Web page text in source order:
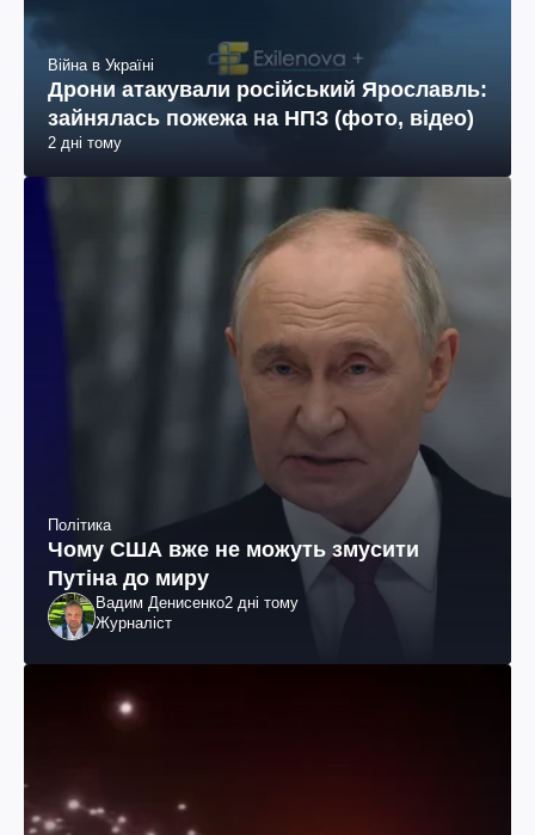
Війна в Україні
Дрони атакували російський Ярославль:
зайнялась пожежа на НПЗ (фото, відео)
2 дні тому
Політика
Чому США вже не можуть змусити
Путіна до миру
Вадим Денисенко2 дні тому
Журналіст